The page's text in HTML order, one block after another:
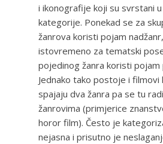
i ikonografije koji su svrstani
kategorije. Ponekad se za
žanrova koristi pojam
istovremeno za tematski
pojedinog žanra koristi pojam
Jednako tako postoje i filmovi
spajaju dva žanra pa se tu
žanrovima (primjerice
horor film). Često je
nejasna i prisutno je